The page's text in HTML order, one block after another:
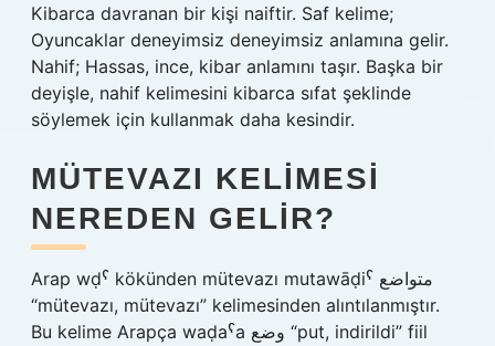
Kibarca davranan bir kişi naiftir. Saf kelime;
Oyuncaklar deneyimsiz deneyimsiz anlamına gelir.
Nahif; Hassas, ince, kibar anlamını taşır. Başka bir
deyişle, nahif kelimesini kibarca sıfat şeklinde
söylemek için kullanmak daha kesindir.
MÜTEVAZI KELIMESI
NEREDEN GELIR?
Arap wḍˁ kökünden mütevazı mutawāḍiˁ متواضع
“mütevazı, mütevazı” kelimesinden alıntılanmıştır.
Bu kelime Arapça waḍaˁa وضع “put, indirildi” fiil